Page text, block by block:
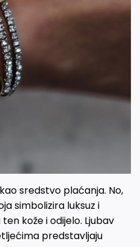
sredstvo plaćanja. No,
simbolizira luksuz i
kože i odijelo. Ljubav
predstavljaju